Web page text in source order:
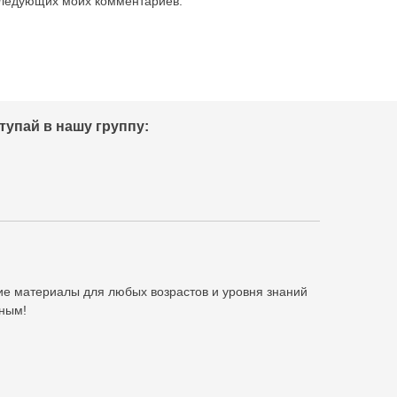
в нашу группу:
материалы для любых возрастов и уровня знаний